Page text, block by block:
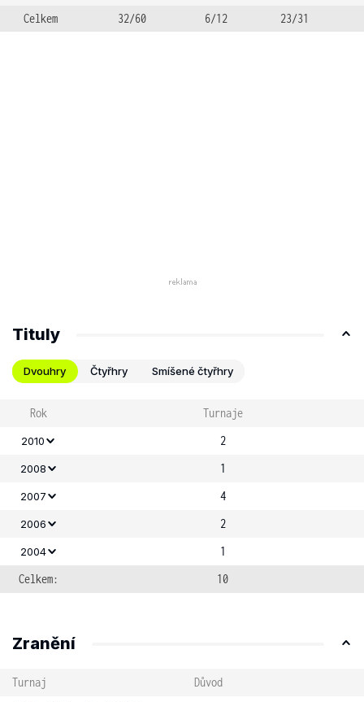
Celkem
32/60 6/12 23/31
Tituly
Dvouhry Čtyřhry Smíšené čtyřhry
Rok Turnaje
2010 2
2008 1
2007 4
2006 2
2004
1
Celkem:
10
Zranění
Turnaj
Důvod